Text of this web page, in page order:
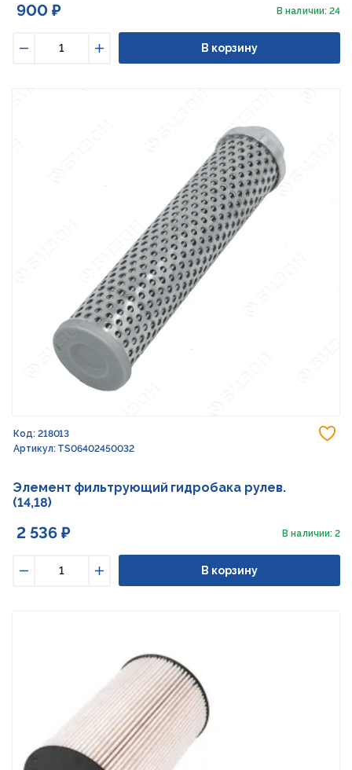
900 ₽ В наличии: 24
Увеличить
В корзину
Код: 218013
Артикул: TS06402450032
Элемент фильтрующий гидробака рулев.
(14,18)
2 536 ₽ В наличии: 2
Увеличить
В корзину